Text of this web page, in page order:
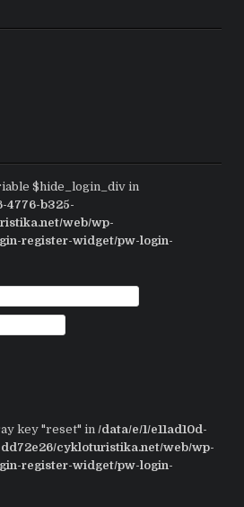
$hide_login_div in
4776-b325-
web/wp-
register-widget/pw-login-
key "reset" in/data/e/1/e11ad10d-
cykloturistika.net/web/wp-
register-widget/pw-login-